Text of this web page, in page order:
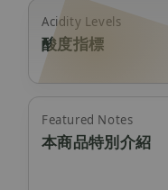
Acidity Levels
酸度指標
Featured Notes
本商品特別介紹